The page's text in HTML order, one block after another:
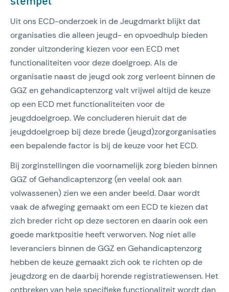
Uit ons ECD-onderzoek in de Jeugdmarkt blijkt dat
organisaties die alleen jeugd- en opvoedhulp bieden
zonder uitzondering kiezen voor een ECD met
functionaliteiten voor deze doelgroep. Als de
organisatie naast de jeugd ook zorg verleent binnen de
GGZ en gehandicaptenzorg valt vrijwel altijd de keuze
op een ECD met functionaliteiten voor de
jeugddoelgroep. We concluderen hieruit dat de
jeugddoelgroep bij deze brede (jeugd)zorgorganisaties
een bepalende factor is bij de keuze voor het ECD.
Bij zorginstellingen die voornamelijk zorg bieden binnen
GGZ of Gehandicaptenzorg (en veelal ook aan
volwassenen) zien we een ander beeld. Daar wordt
vaak de afweging gemaakt om een ECD te kiezen dat
zich breder richt op deze sectoren en daarin ook een
goede marktpositie heeft verworven. Nog niet alle
leveranciers binnen de GGZ en Gehandicaptenzorg
hebben de keuze gemaakt zich ook te richten op de
jeugdzorg en de daarbij horende registratiewensen. Het
ontbreken van hele specifieke functionaliteit wordt dan